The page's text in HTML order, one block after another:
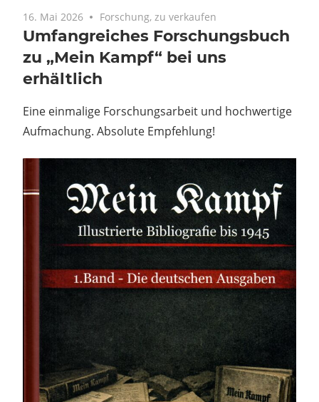
16. Mai 2026 Keine Kommentare
Forschung, zu verkaufen
Umfangreiches Forschungsbuch
zu „Mein Kampf“ bei uns
erhältlich
Eine einmalige Forschungsarbeit und hochwertige
Aufmachung. Absolute Empfehlung!